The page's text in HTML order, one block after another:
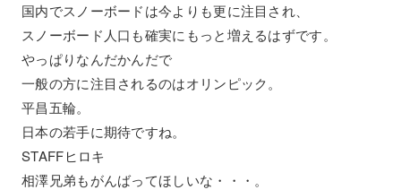
国内でスノーボードは今よりも更に注目され、
スノーボード人口も確実にもっと増えるはずです。
やっぱりなんだかんだで
一般の方に注目されるのはオリンピック。
平昌五輪。
日本の若手に期待ですね。
STAFFヒロキ
相澤兄弟もがんばってほしいな・・・。